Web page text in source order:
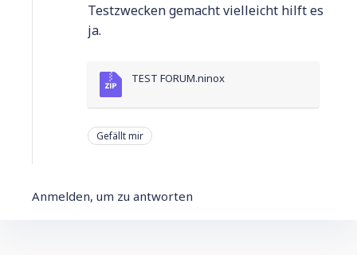
Testzwecken gemacht vielleicht hilft es
ja.
TEST FORUM.ninox
Gefällt mir
Anmelden, um zu antworten